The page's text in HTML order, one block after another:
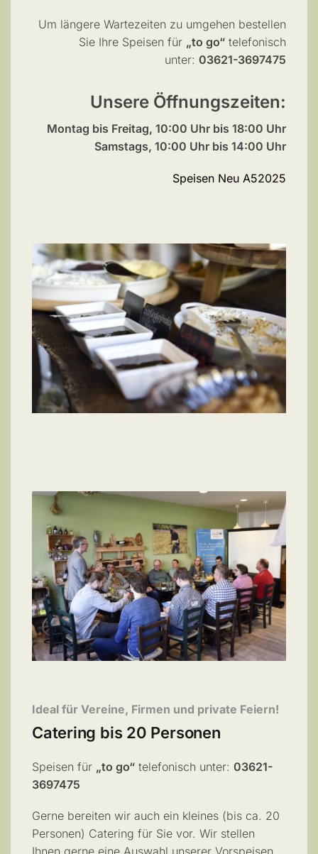
Um längere Wartezeiten zu umgehen bestellen
Sie Ihre Speisen für „to go“ telefonisch
unter: 03621-3697475
Unsere Öffnungszeiten:
Montag bis Freitag, 10:00 Uhr bis 18:00 Uhr
Samstags, 10:00 Uhr bis 14:00 Uhr
Speisen Neu A52025
Ideal für Vereine, Firmen und private Feiern!
Catering bis 20 Personen
Speisen für „to go“ telefonisch unter: 03621-
3697475
Gerne bereiten wir auch ein kleines (bis ca. 20
Personen) Catering für Sie vor. Wir stellen